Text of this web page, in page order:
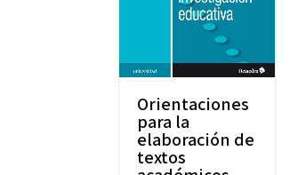
Orientaciones
para la
elaboración de
textos